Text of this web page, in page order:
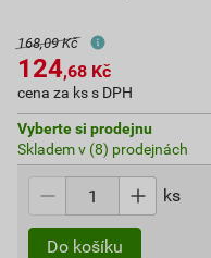
168,09 Kč
124,68 Kč
cena za ks s DPH
Vyberte si prodejnu
Skladem v (8) prodejnách
ks
Do košíku